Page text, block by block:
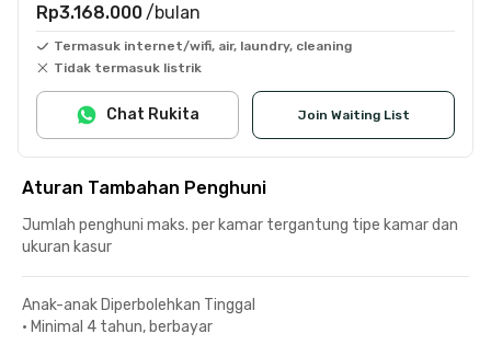
Rp3.168.000 /bulan
Termasuk internet/wifi, air, laundry, cleaning
Tidak termasuk listrik
Join Waiting List
Chat Rukita
Aturan Tambahan Penghuni
Jumlah penghuni maks. per kamar tergantung tipe kamar dan
ukuran kasur
Anak-anak Diperbolehkan Tinggal
• Minimal 4 tahun, berbayar